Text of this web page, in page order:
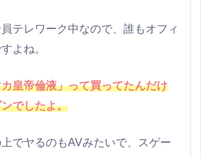
テレワーク中なので、誰もオフィ
よね。
皇帝倫液」って買ってたんだけ
でしたよ。
でヤるのもAVみたいで、スゲー